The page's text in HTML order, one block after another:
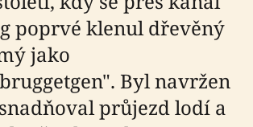
poprvé klenul dřevěný
jako
Byl navržen
průjezd lodí a